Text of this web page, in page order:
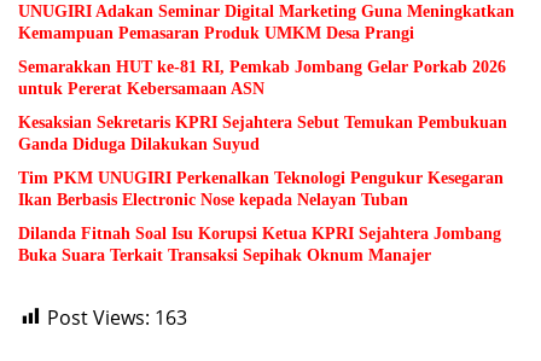
UNUGIRI Adakan Seminar Digital Marketing Guna Meningkatkan
Kemampuan Pemasaran Produk UMKM Desa Prangi
Semarakkan HUT ke-81 RI, Pemkab Jombang Gelar Porkab 2026
untuk Pererat Kebersamaan ASN
Kesaksian Sekretaris KPRI Sejahtera Sebut Temukan Pembukuan
Ganda Diduga Dilakukan Suyud
Tim PKM UNUGIRI Perkenalkan Teknologi Pengukur Kesegaran
Ikan Berbasis Electronic Nose kepada Nelayan Tuban
Dilanda Fitnah Soal Isu Korupsi Ketua KPRI Sejahtera Jombang
Buka Suara Terkait Transaksi Sepihak Oknum Manajer
Post Views: 163